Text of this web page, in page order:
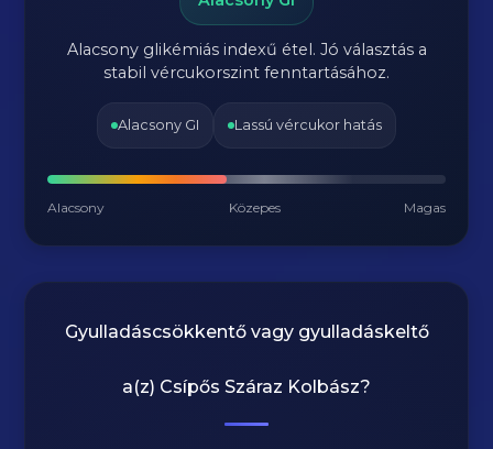
Alacsony glikémiás indexű étel. Jó választás a
stabil vércukorszint fenntartásához.
Alacsony GI Lassú vércukor hatás
Alacsony Közepes Magas
Gyulladáscsökkentő vagy gyulladáskeltő
a(z) Csípős Száraz Kolbász?